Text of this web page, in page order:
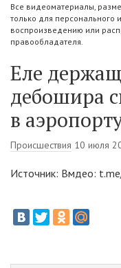
Все видеоматериалы,
только для
воспроизведению или
правообладателя.
Еле
дебошира
в
Происшествия 10 июля
Источник: Вмдео: